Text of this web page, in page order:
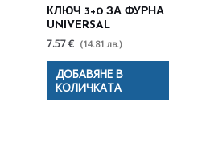
КЛЮЧ 3+0 ЗА ФУРНА
UNIVERSAL
7.57 € (14.81 лв.)
ДОБАВЯНЕ В
КОЛИЧКАТА